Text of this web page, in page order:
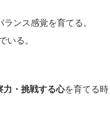
ンス感覚を育てる。
いる。
力・挑戦する心を育てる時